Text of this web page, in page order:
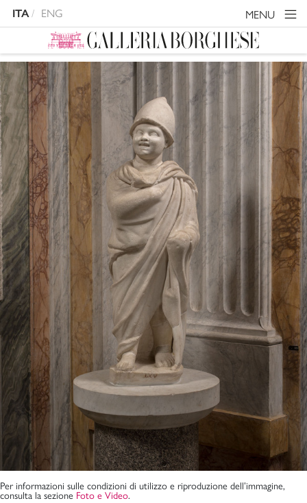
ITA ENG MENU
Per informazioni sulle condizioni di utilizzo e riproduzione dell’immagine,
consulta la sezione Foto e Video.